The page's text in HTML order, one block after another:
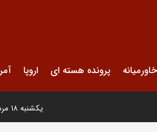
خاورمیانه پرونده هسته ای اروپا
یکشنبه ۱۸ مرداد ۱۴۰۵